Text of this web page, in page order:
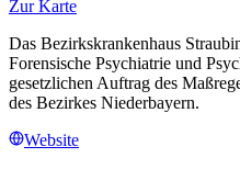
Zur Karte
Das Bezirkskrankenhaus
Forensische Psychiatrie und
gesetzlichen Auftrag des
des Bezirkes Niederbayern.
Website